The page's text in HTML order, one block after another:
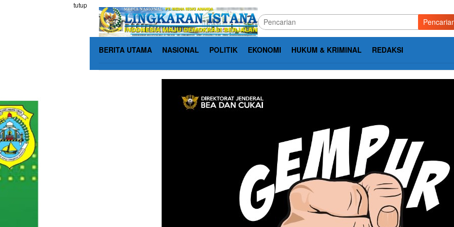
tutup
BERITA UTAMA NASIONAL POLITIK EKONOMI HUKUM & KRIMINAL REDAKSI